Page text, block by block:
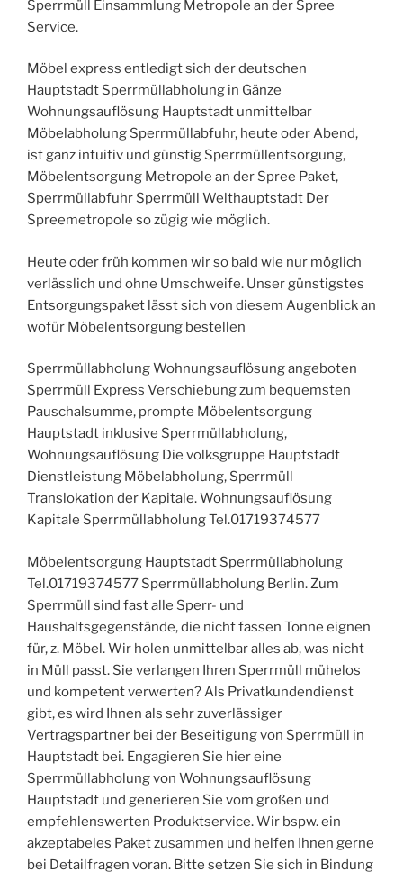
Sperrmüll Einsammlung Metropole an der Spree
Service.
Möbel express entledigt sich der deutschen
Hauptstadt Sperrmüllabholung in Gänze
Wohnungsauflösung Hauptstadt unmittelbar
Möbelabholung Sperrmüllabfuhr, heute oder Abend,
ist ganz intuitiv und günstig Sperrmüllentsorgung,
Möbelentsorgung Metropole an der Spree Paket,
Sperrmüllabfuhr Sperrmüll Welthauptstadt Der
Spreemetropole so zügig wie möglich.
Heute oder früh kommen wir so bald wie nur möglich
verlässlich und ohne Umschweife. Unser günstigstes
Entsorgungspaket lässt sich von diesem Augenblick an
wofür Möbelentsorgung bestellen
Sperrmüllabholung Wohnungsauflösung angeboten
Sperrmüll Express Verschiebung zum bequemsten
Pauschalsumme, prompte Möbelentsorgung
Hauptstadt inklusive Sperrmüllabholung,
Wohnungsauflösung Die volksgruppe Hauptstadt
Dienstleistung Möbelabholung, Sperrmüll
Translokation der Kapitale. Wohnungsauflösung
Kapitale Sperrmüllabholung Tel.01719374577
Möbelentsorgung Hauptstadt Sperrmüllabholung
Tel.01719374577 Sperrmüllabholung Berlin. Zum
Sperrmüll sind fast alle Sperr- und
Haushaltsgegenstände, die nicht fassen Tonne eignen
für, z. Möbel. Wir holen unmittelbar alles ab, was nicht
in Müll passt. Sie verlangen Ihren Sperrmüll mühelos
und kompetent verwerten? Als Privatkundendienst
gibt, es wird Ihnen als sehr zuverlässiger
Vertragspartner bei der Beseitigung von Sperrmüll in
Hauptstadt bei. Engagieren Sie hier eine
Sperrmüllabholung von Wohnungsauflösung
Hauptstadt und generieren Sie vom großen und
empfehlenswerten Produktservice. Wir bspw. ein
akzeptabeles Paket zusammen und helfen Ihnen gerne
bei Detailfragen voran. Bitte setzen Sie sich in Bindung